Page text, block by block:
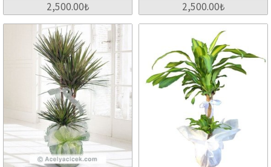
2,500.00₺ 2,500.00₺